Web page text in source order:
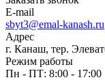
E-mail
sbyt3@emal-kanash.ru
Адрес
г. Канаш, тер.
Режим работы
Пн - ПТ: 8:00 - 17:00